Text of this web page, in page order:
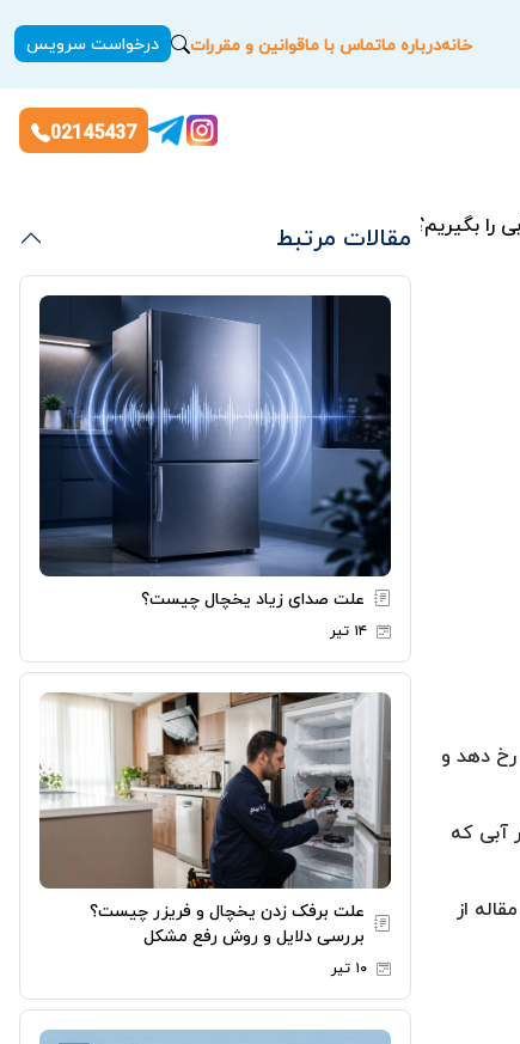
خانهدرباره ماتماس با ماقوانین و مقررات درخواست سرویس
02145437
را بگیریم؟
دهد و
آبی که
از
مقالات مرتبط
علت صدای زیاد یخچال چیست؟
۱۴ تیر
علت برفک زدن یخچال و فریزر چیست؟
بررسی دلایل و روش رفع مشکل
۱۰ تیر